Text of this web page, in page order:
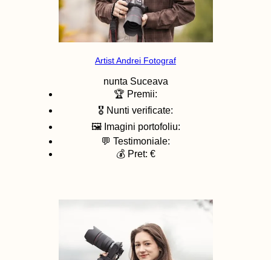
Artist Andrei Fotograf
nunta Suceava
🏆 Premii:
🎖️ Nunti verificate:
🖼️ Imagini portofoliu:
💬 Testimoniale:
💰 Pret: €